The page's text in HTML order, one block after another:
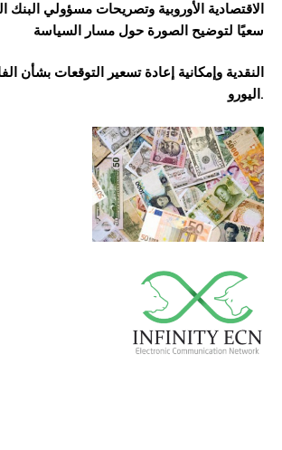
الاقتصادية الأوروبية وتصريحات مسؤولي البنك
سعيًا لتوضيح الصورة حول مسار السياسة
النقدية وإمكانية إعادة تسعير التوقعات بشأن
اليورو.